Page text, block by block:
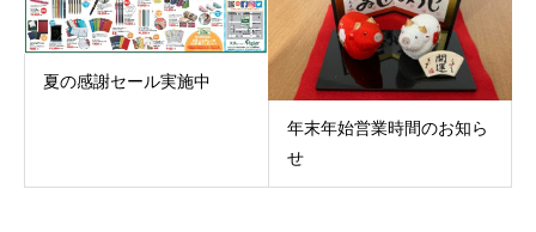
夏の感謝セール実施中
年末年始営業時間のお知ら
せ